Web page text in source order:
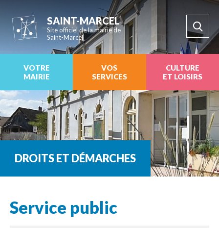
SAINT-MARCEL
Site officiel de la mairie de
Saint-Marcel
VOTRE
MAIRIE
VOS
SERVICES
CULTURE
ET LOISIRS
DROITS ET DÉMARCHES
Service public